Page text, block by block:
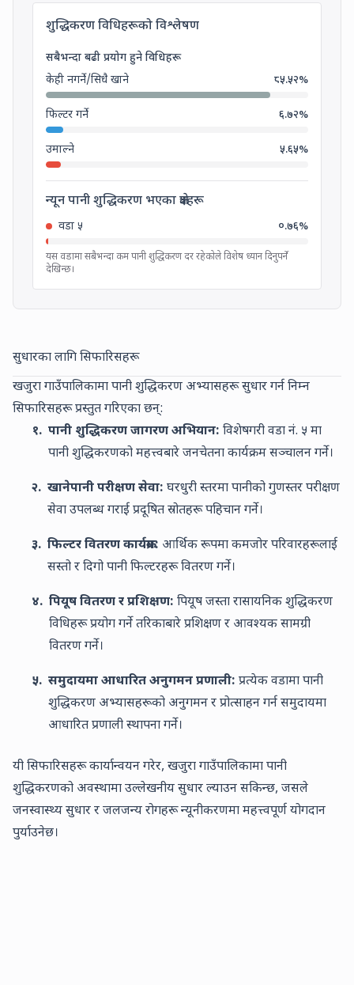
शुद्धिकरण विधिहरूको विश्लेषण
सबैभन्दा बढी प्रयोग हुने विधिहरू
केही नगर्ने/सिधै खाने
८५.५२%
फिल्टर गर्ने ६.७२%
उमाल्ने ५.६५%
न्यून पानी शुद्धिकरण भएका क्षेत्रहरू
वडा ५ ०.७६%
यस वडामा सबैभन्दा कम पानी शुद्धिकरण दर रहेकोले विशेष ध्यान दिनुपर्ने
देखिन्छ।
सुधारका लागि सिफारिसहरू
खजुरा गाउँपालिकामा पानी शुद्धिकरण अभ्यासहरू सुधार गर्न निम्न
सिफारिसहरू प्रस्तुत गरिएका छन्:
१. पानी शुद्धिकरण जागरण अभियान: विशेषगरीवडा नं. ५ मा
पानी शुद्धिकरणको महत्त्वबारे जनचेतना कार्यक्रम सञ्चालन गर्ने।
२. खानेपानी परीक्षण सेवा: घरधुरी स्तरमा पानीको गुणस्तर परीक्षण
सेवा उपलब्ध गराई प्रदूषित स्रोतहरू पहिचान गर्ने।
३. फिल्टर वितरण कार्यक्रम: आर्थिक रूपमा कमजोर परिवारहरूलाई
सस्तो र दिगो पानी फिल्टरहरू वितरण गर्ने।
४. पियूष वितरण र प्रशिक्षण: पियूष जस्ता रासायनिक शुद्धिकरण
विधिहरू प्रयोग गर्ने तरिकाबारे प्रशिक्षण र आवश्यक सामग्री
वितरण गर्ने।
५. समुदायमा आधारित अनुगमन प्रणाली: प्रत्येक वडामा पानी
शुद्धिकरण अभ्यासहरूको अनुगमन र प्रोत्साहन गर्न समुदायमा
आधारित प्रणाली स्थापना गर्ने।
यी सिफारिसहरू कार्यान्वयन गरेर, खजुरा गाउँपालिकामा पानी
शुद्धिकरणको अवस्थामा उल्लेखनीय सुधार ल्याउन सकिन्छ, जसले
जनस्वास्थ्य सुधार र जलजन्य रोगहरू न्यूनीकरणमा महत्त्वपूर्ण योगदान
पुर्याउनेछ।